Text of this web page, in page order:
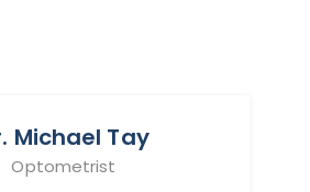
Michael Tay
Optometrist